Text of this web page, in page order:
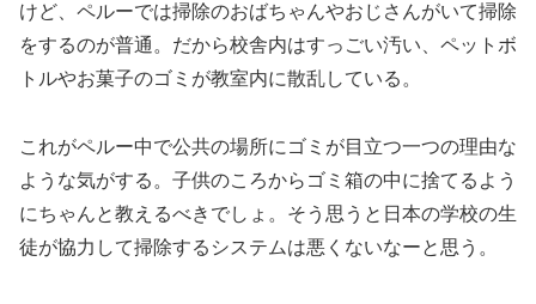
けど、ペルーでは掃除のおばちゃんやおじさんがいて掃除
をするのが普通。だから校舎内はすっごい汚い、ペットボ
トルやお菓子のゴミが教室内に散乱している。
これがペルー中で公共の場所にゴミが目立つ一つの理由な
ような気がする。子供のころからゴミ箱の中に捨てるよう
にちゃんと教えるべきでしょ。そう思うと日本の学校の生
徒が協力して掃除するシステムは悪くないなーと思う。